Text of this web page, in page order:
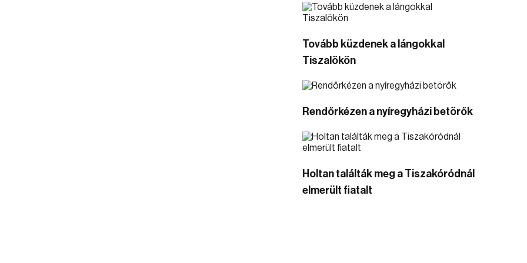
Tovább küzdenek a lángokkal
Tiszalökön
Rendőrkézen a nyíregyházi betörők
Holtan találták meg a Tiszakóródnál
elmerült fiatalt